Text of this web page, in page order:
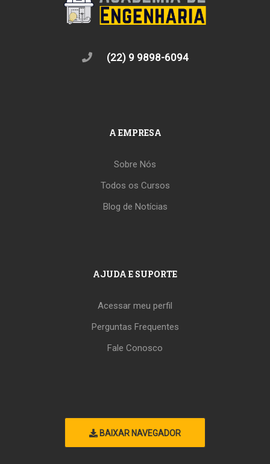
(22) 9 9898-6094
A EMPRESA
Sobre Nós
Todos os Cursos
Blog de Notícias
AJUDA E SUPORTE
Acessar meu perfil
Perguntas Frequentes
Fale Conosco
BAIXAR NAVEGADOR